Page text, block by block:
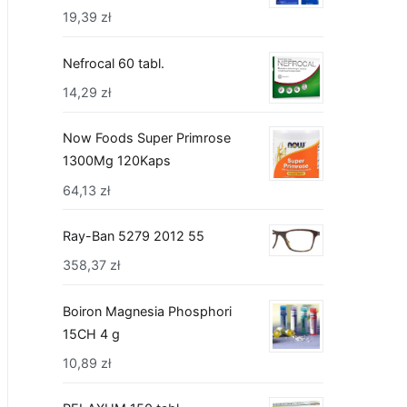
19,39 zł
Nefrocal 60 tabl.
14,29 zł
Now Foods Super Primrose
1300Mg 120Kaps
64,13 zł
Ray-Ban 5279 2012 55
358,37 zł
Boiron Magnesia Phosphori
15CH 4 g
10,89 zł